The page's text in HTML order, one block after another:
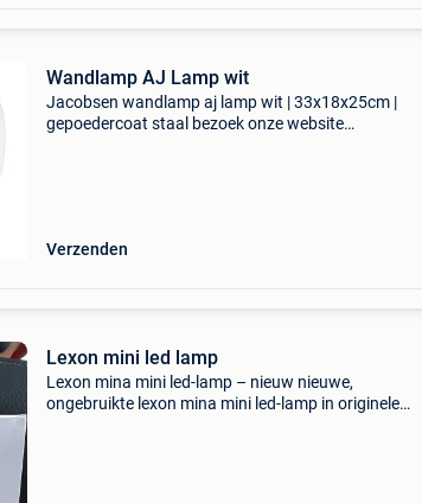
Wandlamp AJ Lamp wit
Jacobsen wandlamp aj lamp wit | 33x18x25cm |
gepoedercoat staal bezoek onze website
Verzenden
Lexon mini led lamp
Lexon mina mini led-lamp – nieuw nieuwe,
ongebruikte lexon mina mini led-lamp in originele